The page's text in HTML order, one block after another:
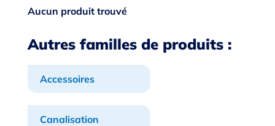
Aucun produit trouvé
Autres familles de produits :
Accessoires
Canalisation